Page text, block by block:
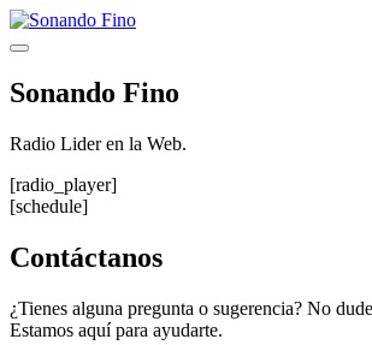
Saltar
al
Menú
Sonando Fino
Radio Lider en la Web.
[radio_player]
[schedule]
Contáctanos
¿Tienes alguna pregunta o sugerencia? No
Estamos aquí para ayudarte.